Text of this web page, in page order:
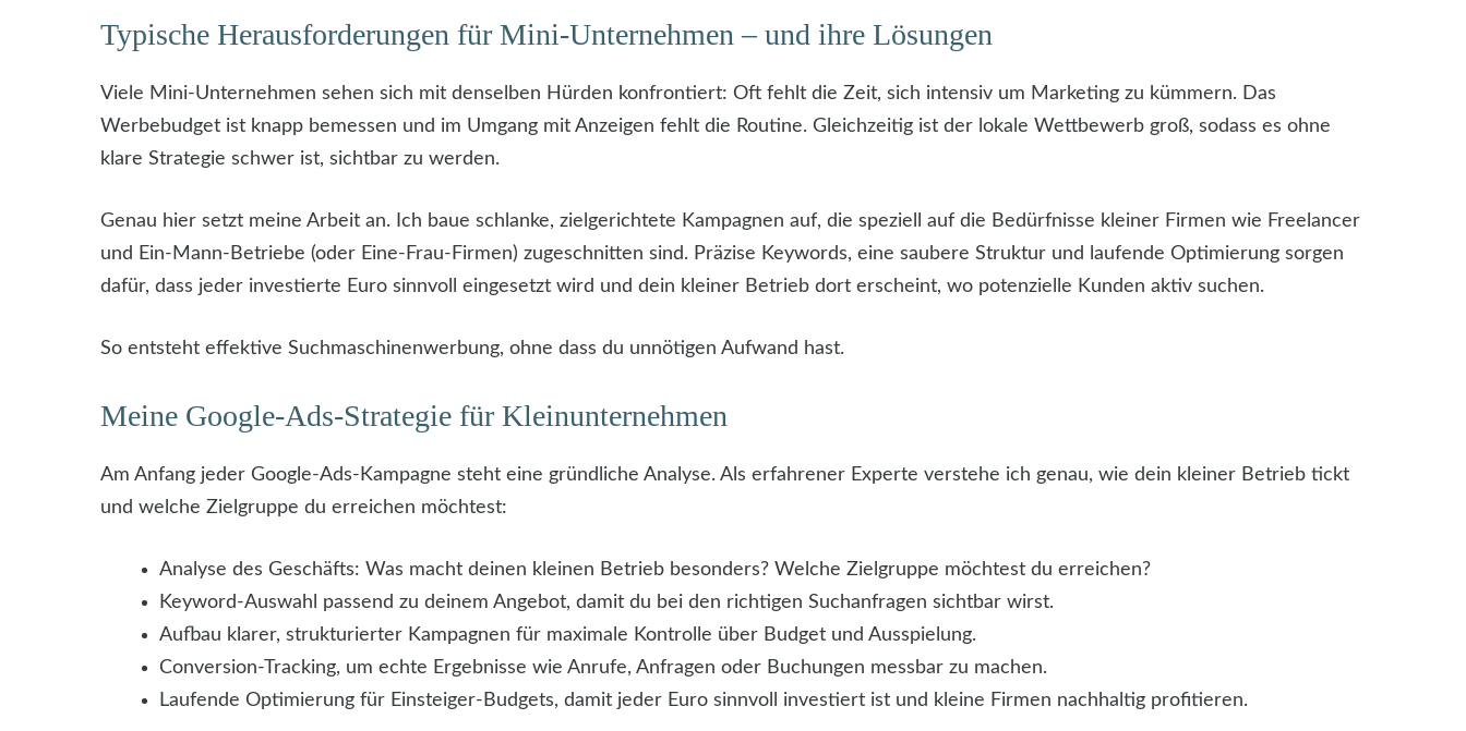
Typische Herausforderungen für Mini-Unternehmen – und ihre Lösungen
Viele Mini-Unternehmen sehen sich mit denselben Hürden konfrontiert: Oft fehlt die Zeit, sich intensiv um Marketing zu kümmern. Das
Werbebudget ist knapp bemessen und im Umgang mit Anzeigen fehlt die Routine. Gleichzeitig ist der lokale Wettbewerb groß, sodass es ohne
klare Strategie schwer ist, sichtbar zu werden.
Genau hier setzt meine Arbeit an. Ich baue schlanke, zielgerichtete Kampagnen auf, die speziell auf die Bedürfnisse kleiner Firmen wie Freelancer
und Ein-Mann-Betriebe (oder Eine-Frau-Firmen) zugeschnitten sind. Präzise Keywords, eine saubere Struktur und laufende Optimierung sorgen
dafür, dass jeder investierte Euro sinnvoll eingesetzt wird und dein kleiner Betrieb dort erscheint, wo potenzielle Kunden aktiv suchen.
So entsteht effektive Suchmaschinenwerbung, ohne dass du unnötigen Aufwand hast.
Meine Google-Ads-Strategie für Kleinunternehmen
Am Anfang jeder Google-Ads-Kampagne steht eine gründliche Analyse. Als erfahrener Experte verstehe ich genau, wie dein kleiner Betrieb tickt
und welche Zielgruppe du erreichen möchtest:
Analyse des Geschäfts: Was macht deinen kleinen Betrieb besonders? Welche Zielgruppe möchtest du erreichen?
Keyword-Auswahl passend zu deinem Angebot, damit du bei den richtigen Suchanfragen sichtbar wirst.
Aufbau klarer, strukturierter Kampagnen für maximale Kontrolle über Budget und Ausspielung.
Conversion-Tracking, um echte Ergebnisse wie Anrufe, Anfragen oder Buchungen messbar zu machen.
Laufende Optimierung für Einsteiger-Budgets, damit jeder Euro sinnvoll investiert ist und kleine Firmen nachhaltig profitieren.